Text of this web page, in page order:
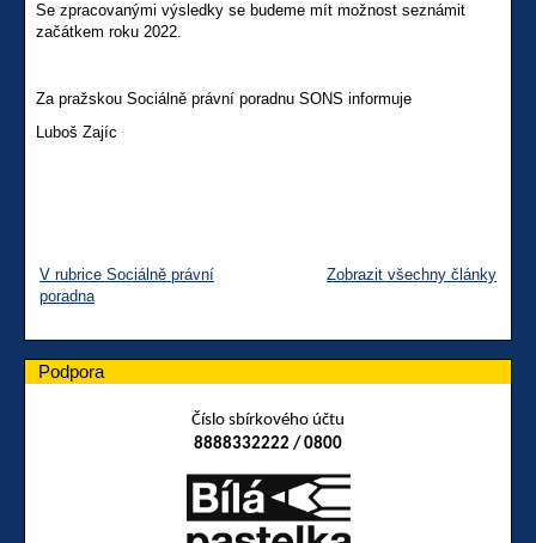
Se zpracovanými výsledky se budeme mít možnost seznámit
začátkem roku 2022.
Za pražskou Sociálně právní poradnu SONS informuje
Luboš Zajíc
V rubrice Sociálně právní
poradna
Zobrazit všechny články
Podpora
Číslo sbírkového účtu
8888332222 / 0800